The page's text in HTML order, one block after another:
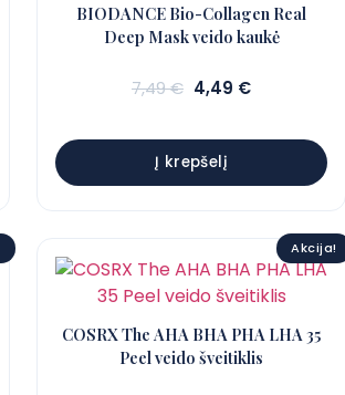
BIODANCE Bio-Collagen Real
Deep Mask veido kaukė
7,49€ Sena
7,49 €.
4,49 €Dabartinė
4,49 €.
Į krepšelį
Akcija!
COSRX The AHA BHA PHA LHA 35
Peel veido šveitiklis